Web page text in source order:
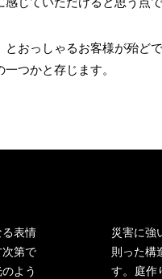
おっしゃるお客様が殆ど
つかと存じます。
表情
第で
よう
災害に強
則った構
す。
庭作